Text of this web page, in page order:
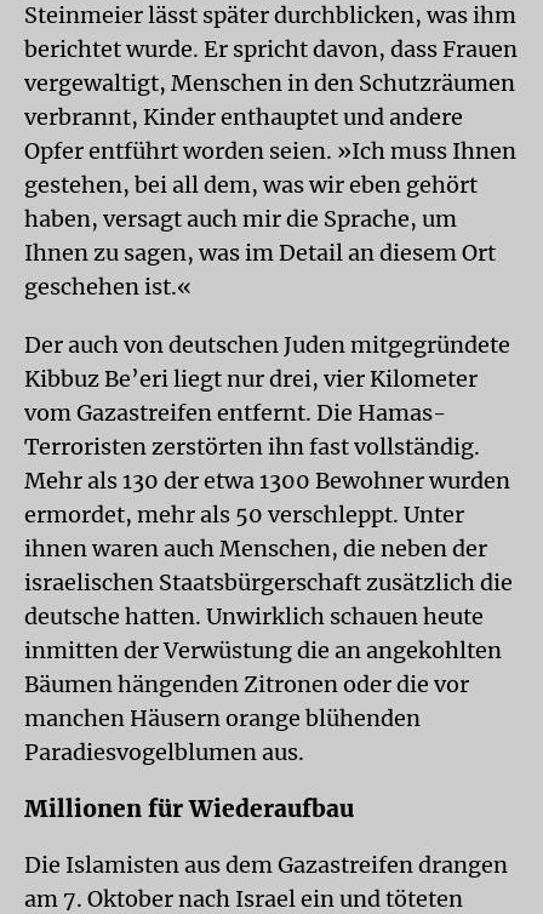
Steinmeier lässt später durchblicken, was ihm
berichtet wurde. Er spricht davon, dass Frauen
vergewaltigt, Menschen in den Schutzräumen
verbrannt, Kinder enthauptet und andere
Opfer entführt worden seien. »Ich muss Ihnen
gestehen, bei all dem, was wir eben gehört
haben, versagt auch mir die Sprache, um
Ihnen zu sagen, was im Detail an diesem Ort
geschehen ist.«
Der auch von deutschen Juden mitgegründete
Kibbuz Be’eri liegt nur drei, vier Kilometer
vom Gazastreifen entfernt. Die Hamas-
Terroristen zerstörten ihn fast vollständig.
Mehr als 130 der etwa 1300 Bewohner wurden
ermordet, mehr als 50 verschleppt. Unter
ihnen waren auch Menschen, die neben der
israelischen Staatsbürgerschaft zusätzlich die
deutsche hatten. Unwirklich schauen heute
inmitten der Verwüstung die an angekohlten
Bäumen hängenden Zitronen oder die vor
manchen Häusern orange blühenden
Paradiesvogelblumen aus.
Millionen für Wiederaufbau
Die Islamisten aus dem Gazastreifen drangen
am 7. Oktober nach Israel ein und töteten